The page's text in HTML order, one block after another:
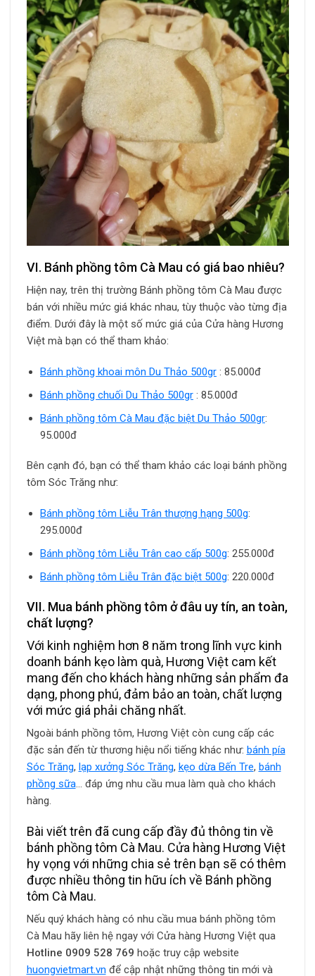
VI. Bánh phồng tôm Cà Mau có giá bao nhiêu?
Hiện nay, trên thị trường Bánh phồng tôm Cà Mau được
bán với nhiều mức giá khác nhau, tùy thuộc vào từng địa
điểm. Dưới đây là một số mức giá của Cửa hàng Hương
Việt mà bạn có thể tham khảo:
Bánh phồng khoai môn Du Thảo 500gr : 85.000đ
Bánh phồng chuối Du Thảo 500gr : 85.000đ
Bánh phồng tôm Cà Mau đặc biệt Du Thảo 500gr:
95.000đ
Bên cạnh đó, bạn có thể tham khảo các loại bánh phồng
tôm Sóc Trăng như:
Bánh phồng tôm Liễu Trân thượng hạng 500g:
295.000đ
Bánh phồng tôm Liễu Trân cao cấp 500g: 255.000đ
Bánh phồng tôm Liễu Trân đặc biệt 500g: 220.000đ
VII. Mua bánh phồng tôm ở đâu uy tín, an toàn,
chất lượng?
Với kinh nghiệm hơn 8 năm trong lĩnh vực kinh
doanh bánh kẹo làm quà, Hương Việt cam kết
mang đến cho khách hàng những sản phẩm đa
dạng, phong phú, đảm bảo an toàn, chất lượng
với mức giá phải chăng nhất.
Ngoài bánh phồng tôm, Hương Việt còn cung cấp các
đặc sản đến từ thương hiệu nổi tiếng khác như: bánh pía
Sóc Trăng, lạp xưởng Sóc Trăng, kẹo dừa Bến Tre, bánh
phồng sữa… đáp ứng nhu cầu mua làm quà cho khách
hàng.
Bài viết trên đã cung cấp đầy đủ thông tin về
bánh phồng tôm Cà Mau. Cửa hàng Hương Việt
hy vọng với những chia sẻ trên bạn sẽ có thêm
được nhiều thông tin hữu ích về Bánh phồng
tôm Cà Mau.
Nếu quý khách hàng có nhu cầu mua bánh phồng tôm
Cà Mau hãy liên hệ ngay với Cửa hàng Hương Việt qua
Hotline 0909 528 769 hoặc truy cập website
huongvietmart.vn để cập nhật những thông tin mới và